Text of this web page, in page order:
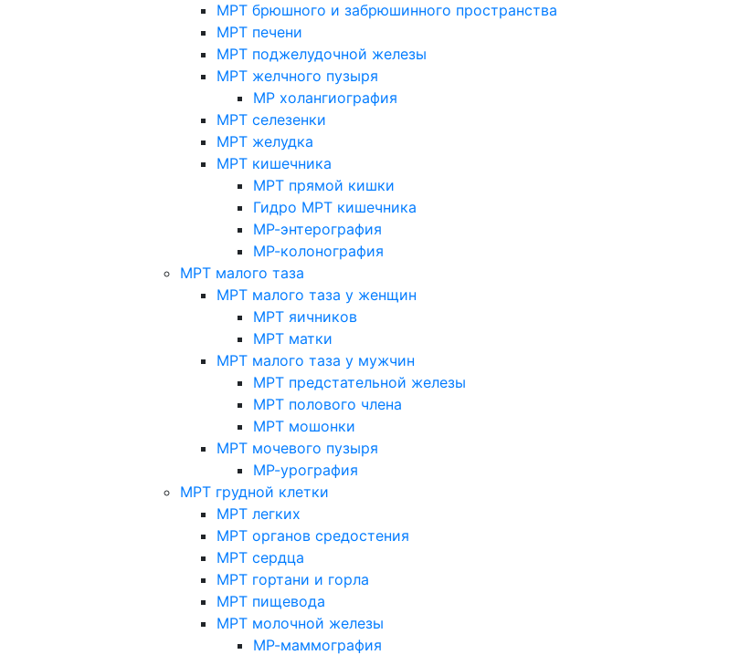
МРТ брюшного и забрюшинного пространства
МРТ печени
МРТ поджелудочной железы
МРТ желчного пузыря
МР холангиография
МРТ селезенки
МРТ желудка
МРТ кишечника
МРТ прямой кишки
Гидро МРТ кишечника
МР-энтерография
МР-колонография
МРТ малого таза
МРТ малого таза у женщин
МРТ яичников
МРТ матки
МРТ малого таза у мужчин
МРТ предстательной железы
МРТ полового члена
МРТ мошонки
МРТ мочевого пузыря
МР-урография
МРТ грудной клетки
МРТ легких
МРТ органов средостения
МРТ сердца
МРТ гортани и горла
МРТ пищевода
МРТ молочной железы
МР-маммография